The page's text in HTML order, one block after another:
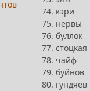
74. кэри
75. нервы
76. буллок
77. стоцкая
78. чайф
79. буйнов
80. гундяев